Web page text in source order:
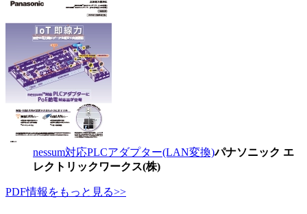
nessum対応PLCアダプター(LAN変換)パナソニック エ
レクトリックワークス(株)
PDF情報をもっと見る>>